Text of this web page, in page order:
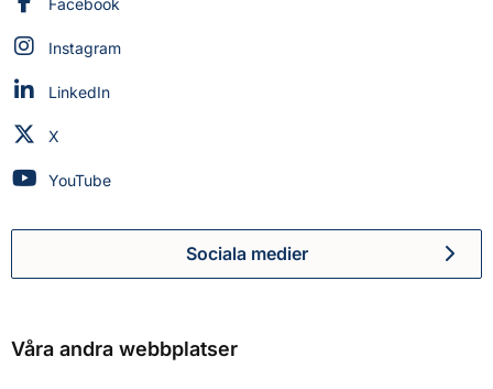
Myndigheten för civilt försvar på
Instagram
Myndigheten för civilt försvar på
LinkedIn
Myndigheten för civilt försvar på
X
Myndigheten för civilt försvar på
YouTube
Myndigheten för civilt
Sociala medier
Våra andra webbplatser